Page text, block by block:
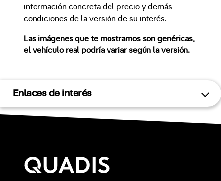
información concreta del precio y demás
condiciones de la versión de su interés.
Las imágenes que te mostramos son genéricas,
el vehículo real podría variar según la versión.
Enlaces de interés